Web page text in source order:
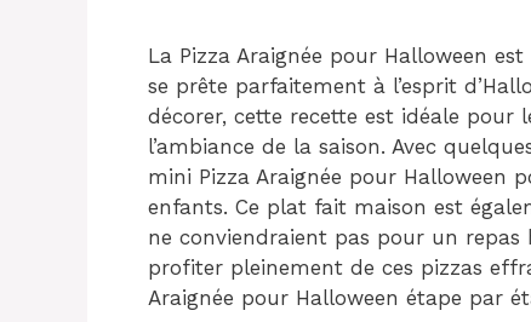
La Pizza Araignée pour Halloween
se prête parfaitement à l’esprit
décorer, cette recette est idéale pour
l’ambiance de la saison. Avec
mini Pizza Araignée pour Halloween
enfants. Ce plat fait maison est
ne conviendraient pas pour un
profiter pleinement de ces pizzas
Araignée pour Halloween étape par